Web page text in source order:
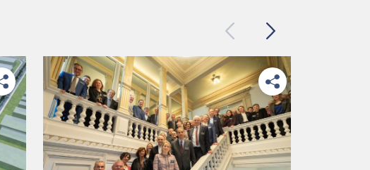
PreviousNext